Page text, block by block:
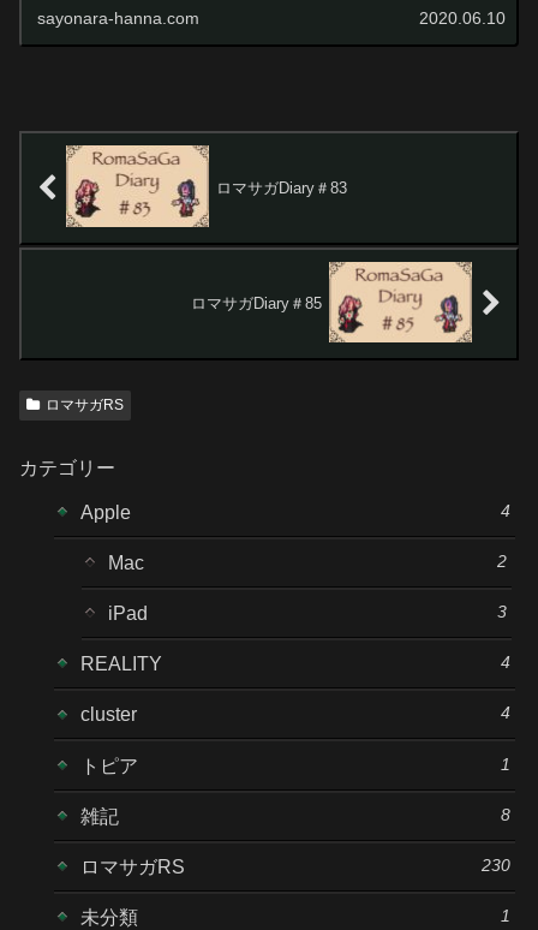
sayonara-hanna.com 2020.06.10
ロマサガDiary＃83
ロマサガDiary＃85
ロマサガRS
カテゴリー
Apple 4
Mac 2
iPad 3
REALITY 4
cluster 4
トピア 1
雑記 8
ロマサガRS 230
未分類 1